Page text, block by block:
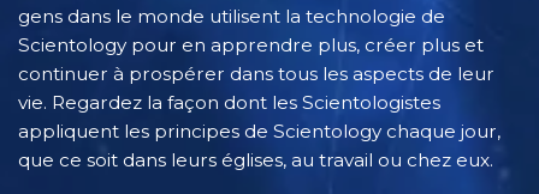
gens dans le monde utilisent la technologie de
Scientology pour en apprendre plus, créer plus et
continuer à prospérer dans tous les aspects de leur
vie. Regardez la façon dont les Scientologistes
appliquent les principes de Scientology chaque jour,
que ce soit dans leurs églises, au travail ou chez eux.